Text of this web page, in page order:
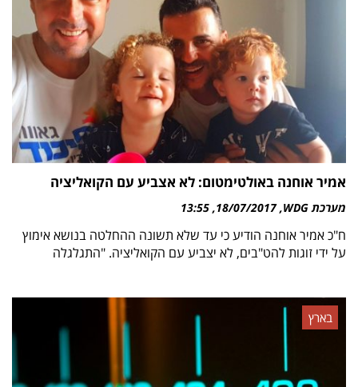
אמיר אוחנה באולטימטום: לא אצביע עם הקואליציה
מערכת WDG 18/07/2017
13:55
ח"כ אמיר אוחנה הודיע כי עד שלא תשונה ההחלטה בנושא אימוץ
על ידי זוגות להט"בים, לא יצביע עם הקואליציה. "התגלגלה
בארץ